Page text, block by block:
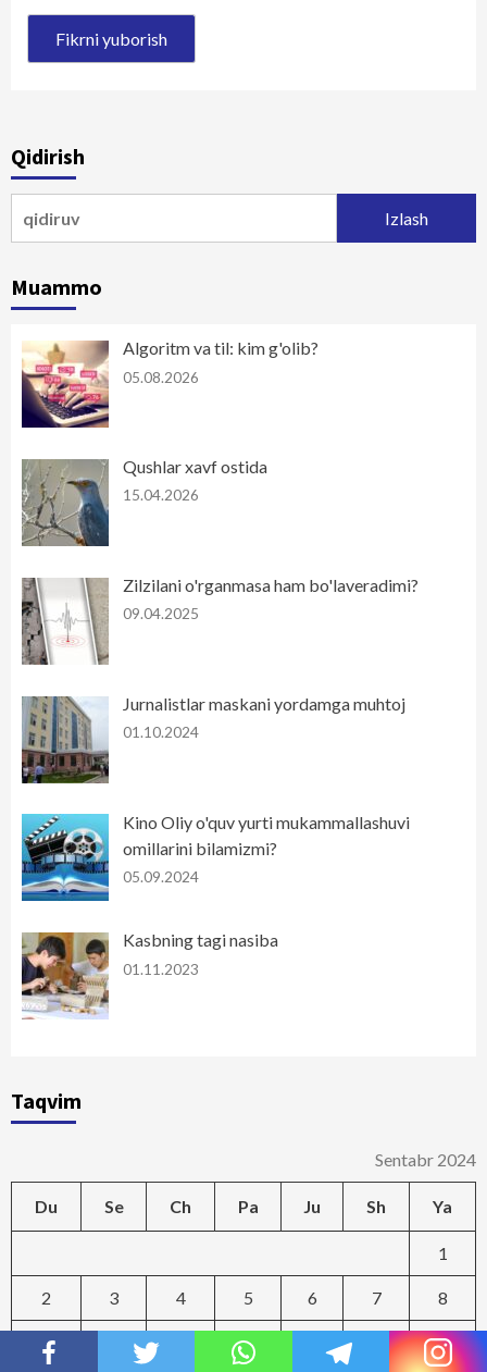
Qidirish
Muammo
Algoritm va til: kim g'olib?
05.08.2026
Qushlar xavf ostida
15.04.2026
Zilzilani o'rganmasa ham bo'laveradimi?
09.04.2025
Jurnalistlar maskani yordamga muhtoj
01.10.2024
Kino Oliy o'quv yurti mukammallashuvi
omillarini bilamizmi?
05.09.2024
Kasbning tagi nasiba
01.11.2023
Taqvim
Sentabr 2024
Du Se Ch Pa Ju Sh Ya
1
2 3 4 5 6 7 8
9 12 15